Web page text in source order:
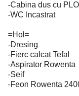
-Cabina dus cu
-WC Incastrat
=Hol=
-Dresing
-Fierc calcat Tefal
-Aspirator Rowenta
-Seif
-Feon Rowenta